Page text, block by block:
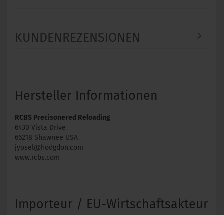
KUNDENREZENSIONEN
Hersteller Informationen
RCBS Precisonered Reloading
6430 Vista Drive
66218 Shawnee USA
jyosel@hodgdon.com
www.rcbs.com
Importeur / EU-Wirtschaftsakteur